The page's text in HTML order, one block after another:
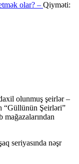
olar? – Qiyməti:
olunmuş şeirlər –
“Güllünün Şeirləri”
seriyasında nəşr